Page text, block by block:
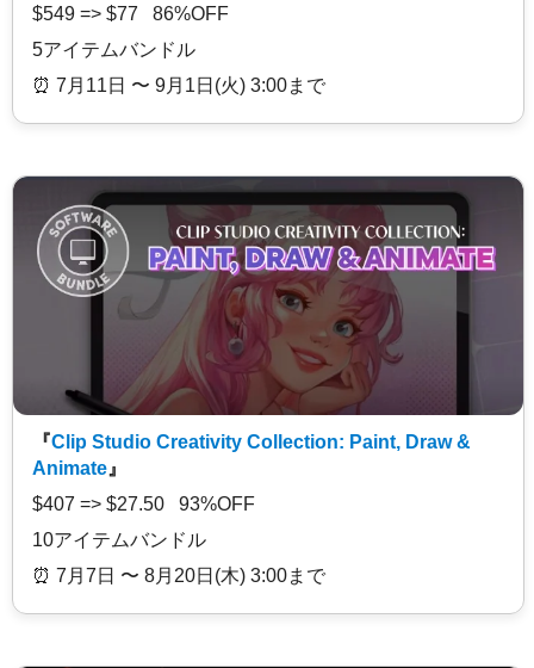
$549 => $77 86%OFF
5アイテムバンドル
⏰️ 7月11日 〜 9月1日(火) 3:00まで
『Clip Studio Creativity Collection: Paint, Draw &
Animate 』
$407 => $27.50 93%OFF
10アイテムバンドル
⏰️ 7月7日 〜 8月20日(木) 3:00まで